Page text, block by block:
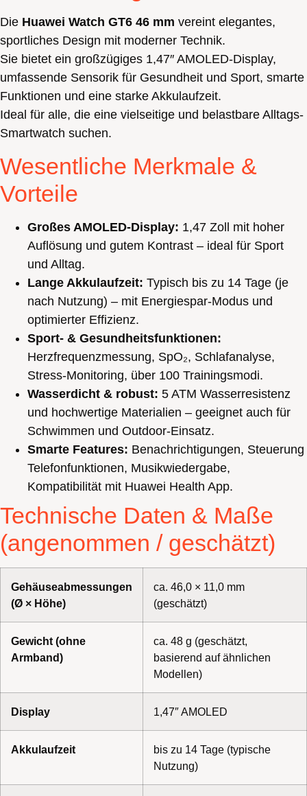
&
Edelstahlgehäuse
Menge
Die Huawei Watch GT6 46 mm vereint elegantes,
sportliches Design mit moderner Technik.
Sie bietet ein großzügiges 1,47″ AMOLED-Display,
umfassende Sensorik für Gesundheit und Sport, smarte
Funktionen und eine starke Akkulaufzeit.
Ideal für alle, die eine vielseitige und belastbare Alltags-
Smartwatch suchen.
Wesentliche Merkmale &
Vorteile
Großes AMOLED-Display: 1,47 Zoll mit hoher
Auflösung und gutem Kontrast – ideal für Sport
und Alltag.
Lange Akkulaufzeit: Typisch bis zu 14 Tage (je
nach Nutzung) – mit Energiespar-Modus und
optimierter Effizienz.
Sport- & Gesundheitsfunktionen:
Herzfrequenzmessung, SpO₂, Schlafanalyse,
Stress-Monitoring, über 100 Trainingsmodi.
Wasserdicht & robust: 5 ATM Wasserresistenz
und hochwertige Materialien – geeignet auch für
Schwimmen und Outdoor-Einsatz.
Smarte Features: Benachrichtigungen, Steuerung
Telefonfunktionen, Musikwiedergabe,
Kompatibilität mit Huawei Health App.
Technische Daten & Maße
(angenommen / geschätzt)
Gehäuseabmessungen
(Ø × Höhe)
ca. 46,0 × 11,0 mm
(geschätzt)
Gewicht (ohne
Armband)
ca. 48 g (geschätzt,
basierend auf ähnlichen
Modellen)
Display 1,47″ AMOLED
Akkulaufzeit
bis zu 14 Tage (typische
Nutzung)